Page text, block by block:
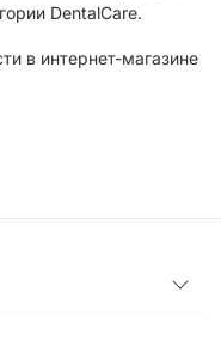
DentalCare.
в интернет-магазине